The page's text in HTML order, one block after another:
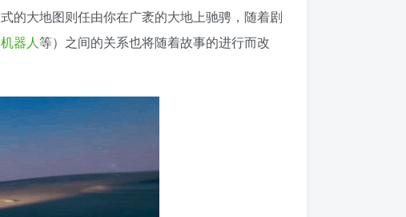
的大地图则任由你在广袤的大地上驰骋，随着剧
机器人等）之间的关系也将随着故事的进行而改